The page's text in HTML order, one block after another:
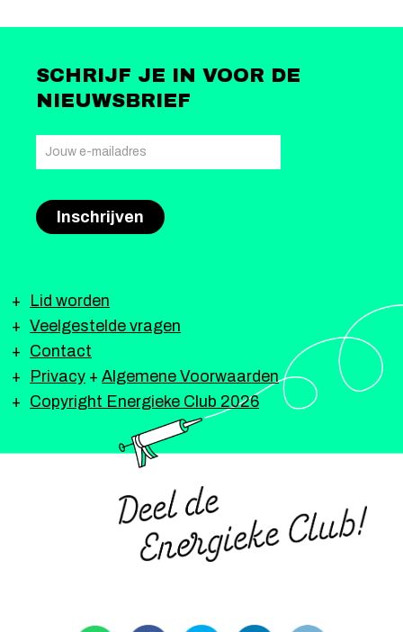
SCHRIJF JE IN VOOR DE
NIEUWSBRIEF
Lid worden
Veelgestelde vragen
Contact
Privacy + Algemene Voorwaarden
Copyright Energieke Club 2026